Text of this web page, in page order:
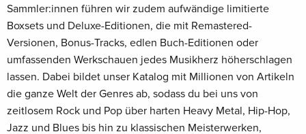
Sammler:innen führen wir zudem aufwändige limitierte
Boxsets und Deluxe-Editionen, die mit Remastered-
Versionen, Bonus-Tracks, edlen Buch-Editionen oder
umfassenden Werkschauen jedes Musikherz höherschlagen
lassen. Dabei bildet unser Katalog mit Millionen von Artikeln
die ganze Welt der Genres ab, sodass du bei uns von
zeitlosem Rock und Pop über harten Heavy Metal, Hip-Hop,
Jazz und Blues bis hin zu klassischen Meisterwerken,